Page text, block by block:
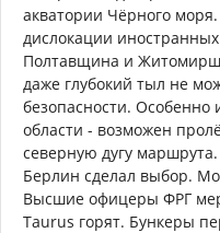
акватории Чёрного
дислокации
Полтавщина и
даже глубокий тыл не
безопасности.
области - возможен
северную дугу маршрута.
Берлин сделал выбор.
Высшие офицеры ФРГ
Taurus горят. Бункеры